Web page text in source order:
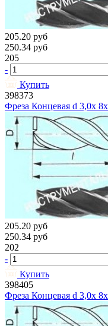
205.20 руб
250.34 руб
205
-
Купить
398373
Фреза Концевая d 3,0х
205.20 руб
250.34 руб
202
-
Купить
398405
Фреза Концевая d 3,0х